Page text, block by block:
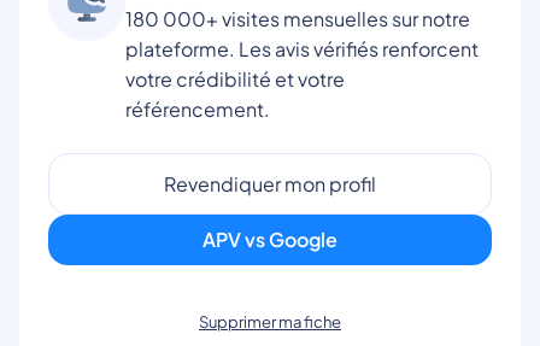
180 000+ visites mensuelles sur notre
plateforme. Les avis vérifiés renforcent
votre crédibilité et votre
référencement.
Revendiquer mon profil
APV vs Google
Supprimer ma fiche